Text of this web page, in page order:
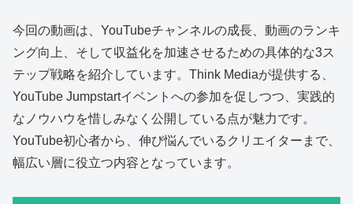
今回の動画は、YouTubeチャンネルの成長、動画のランキ
ング向上、そして収益化を加速させるための具体的な3ス
テップ戦略を紹介しています。Think Mediaが提供する、
YouTube Jumpstartイベントへの参加を促しつつ、実践的
なノウハウを惜しみなく公開している点が魅力です。
YouTube初心者から、伸び悩んでいるクリエイターまで、
幅広い層に役立つ内容となっています。